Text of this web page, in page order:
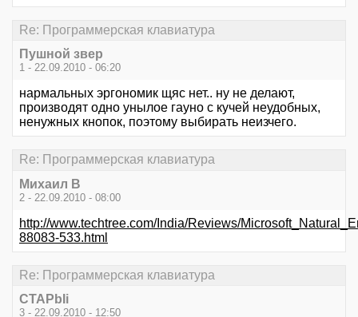
Re: Программерская клавиатура
Пушной звер
1 - 22.09.2010 - 06:20
нармальных эргономик щяс нет.. ну не делают,
производят одно унылое гауно с кучей неудобных,
ненужных кнопок, поэтому выбирать неизчего.
Re: Программерская клавиатура
Михаил В
2 - 22.09.2010 - 08:00
http://www.techtree.com/India/Reviews/
88083-533.html
Re: Программерская клавиатура
CTAPbIi
3 - 22.09.2010 - 12:50